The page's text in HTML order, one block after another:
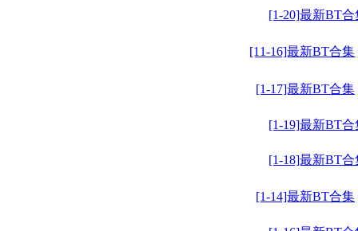
[1-20]最新BT合
[11-16]最新BT合集
[1-17]最新BT合集
[1-19]最新BT合
[1-18]最新BT合
[1-14]最新BT合集